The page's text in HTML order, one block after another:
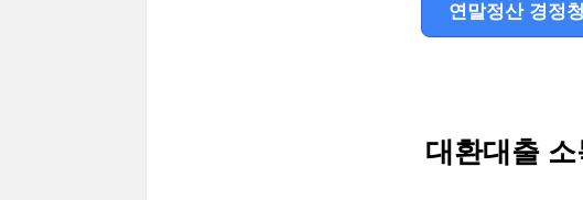
연말정산 경정
대환대출